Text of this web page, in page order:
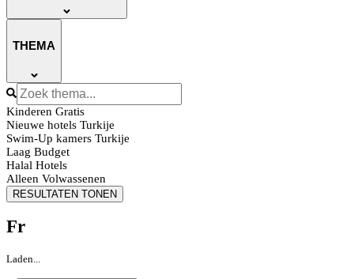
THEMA
Kinderen Gratis
Nieuwe hotels Turkije
Swim-Up kamers Turkije
Laag Budget
Halal Hotels
Alleen Volwassenen
RESULTATEN TONEN
Fr
Laden...